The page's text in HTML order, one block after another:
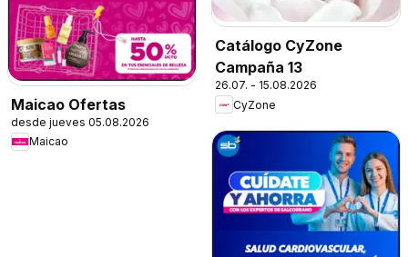
Maicao Ofertas
desde jueves 05.08.2026
Maicao
Catálogo CyZone
Campaña 13
26.07. - 15.08.2026
CyZone